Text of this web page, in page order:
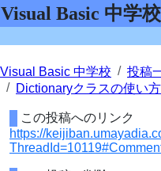
Visual Basic 中学
Visual Basic 中学校
投稿
Dictionaryクラスの使い
この投稿へのリンク
https://